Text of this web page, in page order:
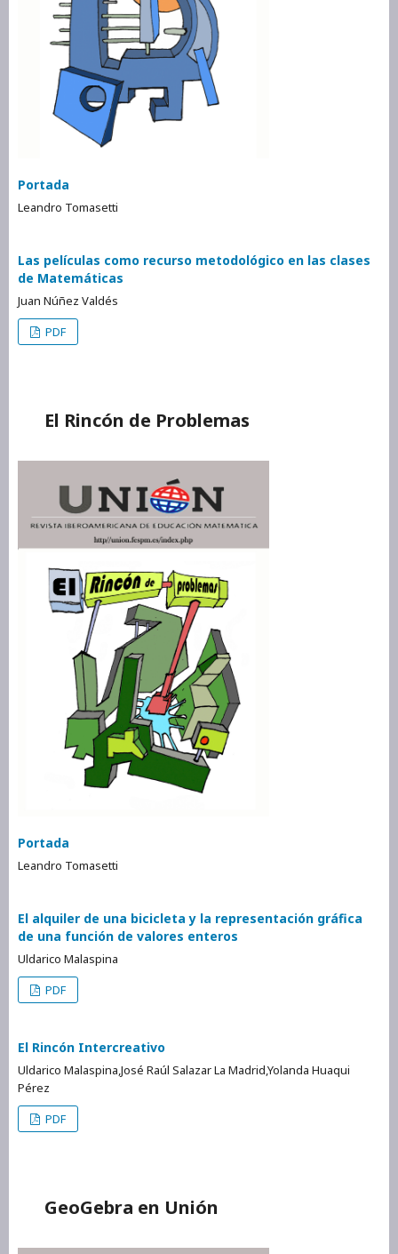
Portada
Leandro Tomasetti
Las películas como recurso metodológico en las clases
de Matemáticas
Juan Núñez Valdés
PDF
El Rincón de Problemas
Portada
Leandro Tomasetti
El alquiler de una bicicleta y la representación gráfica
de una función de valores enteros
Uldarico Malaspina
PDF
El Rincón Intercreativo
Uldarico Malaspina,José Raúl Salazar La Madrid,Yolanda Huaqui
Pérez
PDF
GeoGebra en Unión